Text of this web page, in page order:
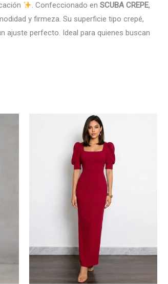
. Confeccionado en SCUBA CREPE,
y firmeza. Su superficie tipo crepé,
ajuste perfecto. Ideal para quienes buscan